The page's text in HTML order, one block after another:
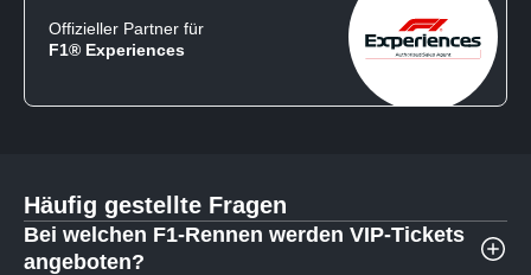
Offizieller Partner für
F1® Experiences
Häufig gestellte Fragen
Bei welchen F1-Rennen werden VIP-Tickets
angeboten?